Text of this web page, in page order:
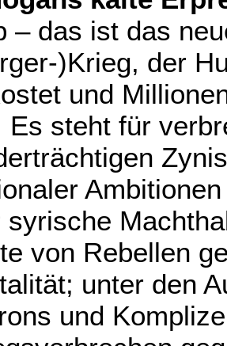
– das ist das
)Krieg, der
und
Es steht für
syrische
von Rebellen
unter den
und